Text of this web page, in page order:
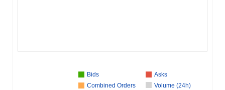
Bids
Asks
Combined Orders
Volume (24h)